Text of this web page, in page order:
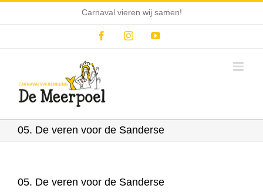
Carnaval vieren wij samen!
FacebookInstagramYouTube
05. De veren voor de Sanderse
05. De veren voor de Sanderse